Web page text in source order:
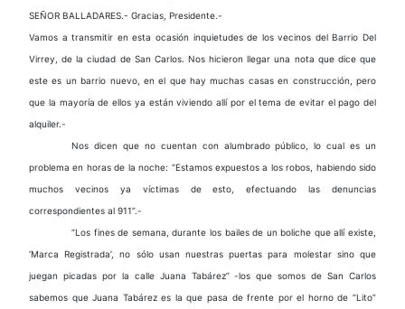
SEÑOR BALLADARES.- Gracias, Presidente.-
Vamos a transmitir en esta ocasión inquietudes de los vecinos del Barrio Del
Virrey, de la ciudad de San Carlos. Nos hicieron llegar una nota que dice que
este es un barrio nuevo, en el que hay muchas casas en construcción, pero
que la mayoría de ellos ya están viviendo allí por el tema de evitar el pago del
alquiler.-
Nos dicen que no cuentan con alumbrado público, lo cual es un
problema en horas de la noche: “Estamos expuestos a los robos, habiendo sido
muchos vecinos ya víctimas de esto, efectuando las denuncias
correspondientes al 911”.-
“Los fines de semana, durante los bailes de un boliche que allí existe,
‘Marca Registrada’, no sólo usan nuestras puertas para molestar sino que
juegan picadas por la calle Juana Tabárez” -los que somos de San Carlos
sabemos que Juana Tabárez es la que pasa de frente por el horno de “Lito”